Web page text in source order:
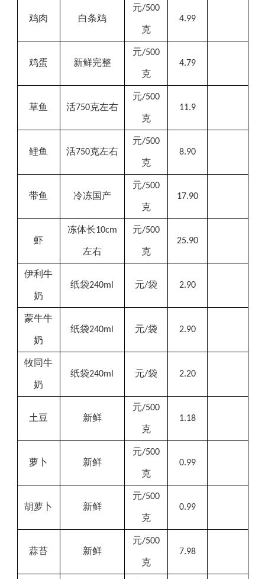
鸡肉 白条鸡
元/500
克
4.99
鸡蛋 新鲜完整
元/500
克
4.79
草鱼 活750克左右
元/500
克
11.9
鲤鱼 活750克左右
元/500
克
8.90
带鱼 冷冻国产
元/500
克
17.90
虾
冻体长10cm
左右
元/500
克
25.90
伊利 牛
奶
纸袋240ml 元/袋 2.90
蒙牛牛
奶
纸袋240ml 元/袋 2.90
牧同牛
奶
纸袋240ml 元/袋 2.20
土豆 新鲜
元/500
克
1.18
萝卜 新鲜
元/500
克
0.99
胡萝卜 新鲜
元/500
克
0.99
蒜苔 新鲜
元/500
克
7.98